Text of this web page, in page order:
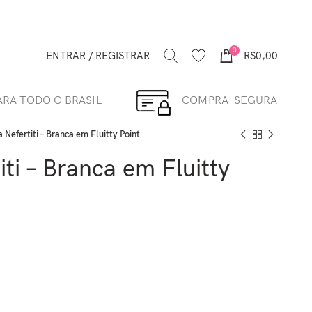
ENTRAR / REGISTRAR 0 R$0,00
TODO O BRASIL COMPRA SEGURA
Nefertiti – Branca em Fluitty Point
– Branca em Fluitty